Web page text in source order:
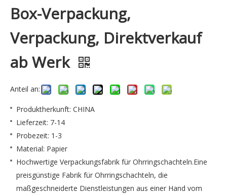
Box-Verpackung,
Verpackung, Direktverkauf
ab Werk
Anteil an:
Produktherkunft: CHINA
Lieferzeit: 7-14
Probezeit: 1-3
Material: Papier
Hochwertige Verpackungsfabrik für Ohrringschachteln.Eine
preisgünstige Fabrik für Ohrringschachteln, die
maßgeschneiderte Dienstleistungen aus einer Hand vom